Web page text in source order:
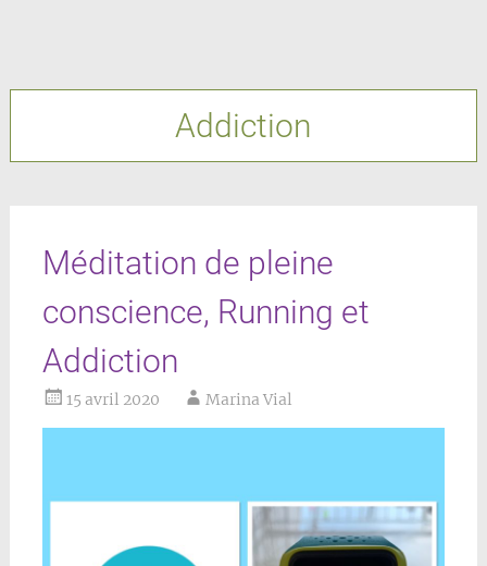
Addiction
Méditation de pleine
conscience, Running et
Addiction
15 avril 2020 Marina Vial